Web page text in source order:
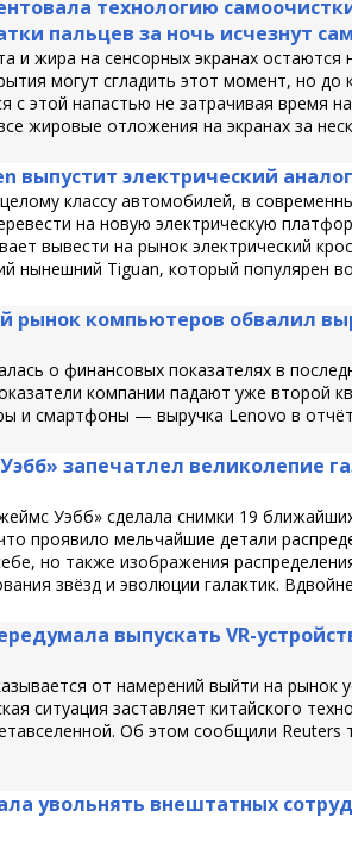
технологию
пальцев за ночь исчезнут
и жира на сенсорных экранах
могут сгладить этот момент, но до
с этой напастью не затрачивая время
жировые отложения на экранах за
выпустит электрический
классу автомобилей, в
на новую электрическую
вывести на рынок электрический
нынешний Tiguan, который популярен
рынок компьютеров обвалил
о финансовых показателях в
компании падают уже второй
и смартфоны — выручка Lenovo в
запечатлел великолепие
Уэбб» сделала снимки 19
проявило мельчайшие детали
но также изображения
звёзд и эволюции галактик.
выпускать VR-
от намерений выйти на рынок
ситуация заставляет китайского
Об этом сообщили Reuters
увольнять внештатных